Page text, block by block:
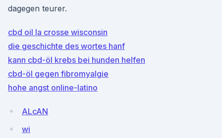
dagegen teurer.
cbd oil la crosse wisconsin
die geschichte des wortes hanf
kann cbd-öl krebs bei hunden helfen
cbd-öl gegen fibromyalgie
hohe angst online-latino
ALcAN
wi